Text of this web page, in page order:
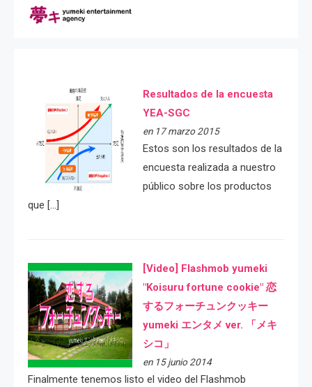
Resultados de la encuesta
YEA-SGC
en 17 marzo 2015
Estos son los resultados de la
encuesta realizada a nuestro
público sobre los productos
que […]
[Video] Flashmob yumeki
"Koisuru fortune cookie" 恋
するフォーチュンクッキー
yumeki エンタメ ver. 「メキ
シコ」
en 15 junio 2014
Finalmente tenemos listo el video del Flashmob